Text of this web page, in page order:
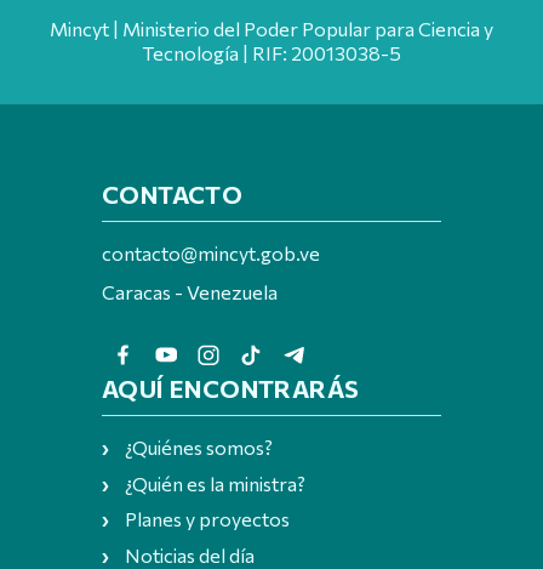
Mincyt | Ministerio del Poder Popular para Ciencia y
Tecnología | RIF: 20013038-5
CONTACTO
contacto@mincyt.gob.ve
Caracas - Venezuela
AQUÍ ENCONTRARÁS
¿Quiénes somos?
¿Quién es la ministra?
Planes y proyectos
Noticias del día